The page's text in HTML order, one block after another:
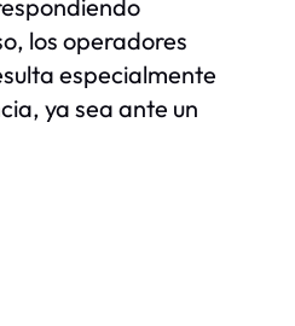
los operadores
especialmente
ya sea ante un